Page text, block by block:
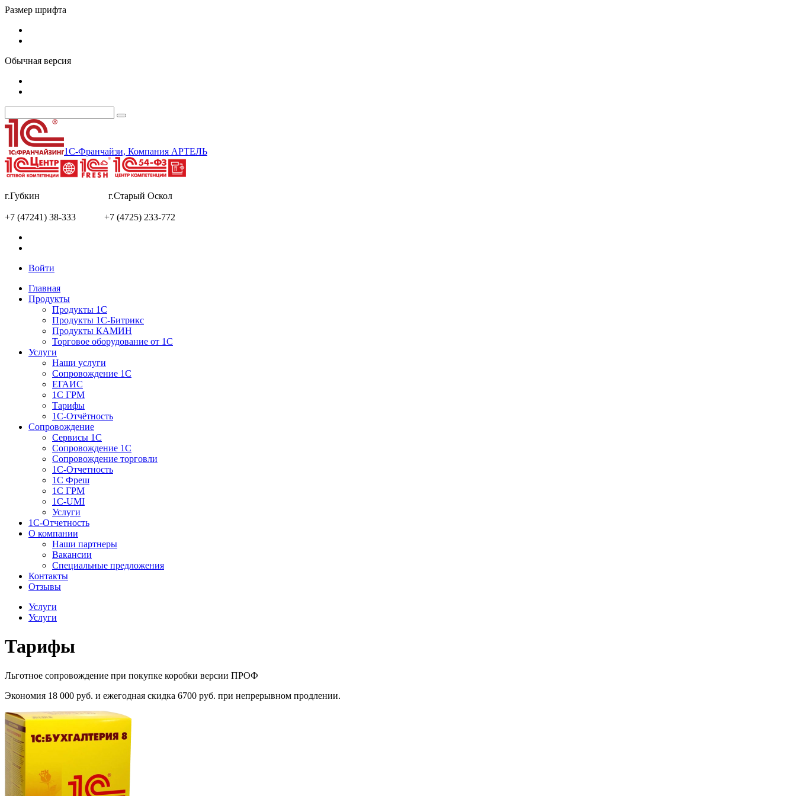
Размер шрифта
Обычная версия
1С-Франчайзи, Компания АРТЕЛЬ
г.Губкин г.Старый Оскол
+7 (47241) 38-333 +7 (4725) 233-772
Войти
Главная
Продукты
Продукты 1С
Продукты 1С-Битрикс
Продукты КАМИН
Торговое оборудование от 1С
Услуги
Наши услуги
Сопровождение 1С
ЕГАИС
1С ГРМ
Тарифы
1С-Отчётность
Сопровождение
Сервисы 1С
Сопровождение 1С
Сопровождение торговли
1С-Отчетность
1С Фреш
1С ГРМ
1C-UMI
Услуги
1С-Отчетность
О компании
Наши партнеры
Вакансии
Специальные предложения
Контакты
Отзывы
Услуги
Услуги
Тарифы
Льготное сопровождение при покупке коробки версии ПРОФ
Экономия 18 000 руб. и ежегодная скидка 6700 руб. при непрерывном продлении.